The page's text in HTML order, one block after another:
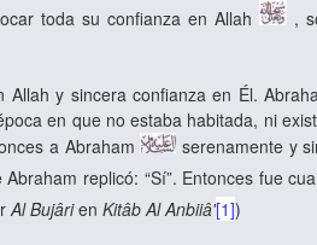
toda su confianza en Allah
,
y sincera confianza en Él.
en que no estaba habitada, ni
a Abraham
serenamente y
replicó: “Sí”. Entonces fue
Al BujârienKitâb Al Anbiiâ'[1])